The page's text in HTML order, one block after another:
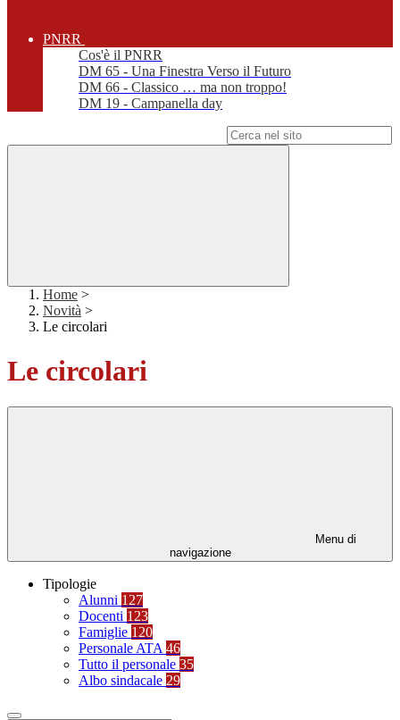
PNRR
Cos'è il PNRR
DM 65 - Una Finestra Verso il Futuro
DM 66 - Classico … ma non troppo!
DM 19 - Campanella day
Home >
Novità >
Le circolari
Le circolari
Menu di
navigazione
Tipologie
Alunni 127
Docenti 123
Famiglie 120
Personale ATA 46
Tutto il personale 35
Albo sindacale 29